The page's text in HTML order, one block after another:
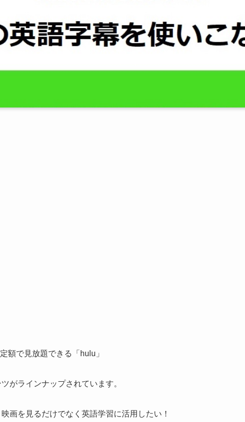
額で見放題できる「hulu」
がラインナップされています。
画を見るだけでなく英語学習に活用したい！